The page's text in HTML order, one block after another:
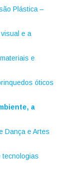
Plástica –
e a
e
óticos
a
Dança e Artes
tecnologias